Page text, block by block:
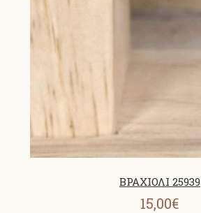
ΒΡΑΧΙΟΛΙ 25939
15,00€